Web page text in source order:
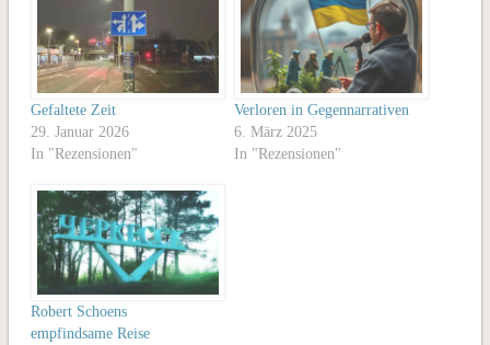
Gefaltete Zeit
29. Januar 2026
In "Rezensionen"
Verloren in Gegennarrativen
6. März 2025
In "Rezensionen"
Robert Schoens
empfindsame Reise